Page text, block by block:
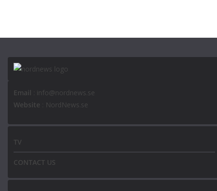
Email
: info@nordnews.se
Website
: NordNews.se
TV
CONTACT US